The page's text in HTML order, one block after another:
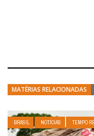
MATÉRIAS RELACIONADAS
BRASIL NOTÍCIAS TEMPO